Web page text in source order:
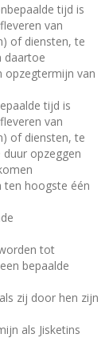
tijd is
van
of diensten, te
daartoe
opzegtermijn van
tijd is
van
of diensten, te
opzeggen
ten hoogste één
tot
bepaalde
zij door hen zijn
als Jisketins